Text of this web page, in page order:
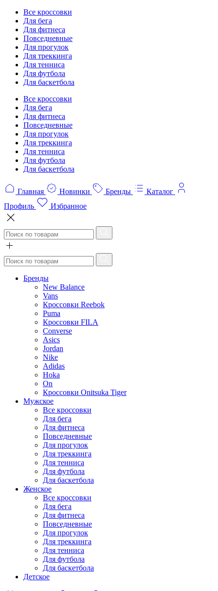
Все кроссовки
Для бега
Для фитнеса
Повседневные
Для прогулок
Для треккинга
Для тенниса
Для футбола
Для баскетбола
Все кроссовки
Для бега
Для фитнеса
Повседневные
Для прогулок
Для треккинга
Для тенниса
Для футбола
Для баскетбола
Главная Новинки Бренды
Каталог
Профиль
Избранное
Бренды
New Balance
Vans
Кроссовки Reebok
Puma
Кроссовки FILA
Converse
Asics
Jordan
Nike
Adidas
Hoka
On
Кроссовки Onitsuka Tiger
Мужское
Все кроссовки
Для бега
Для фитнеса
Повседневные
Для прогулок
Для треккинга
Для тенниса
Для футбола
Для баскетбола
Женское
Все кроссовки
Для бега
Для фитнеса
Повседневные
Для прогулок
Для треккинга
Для тенниса
Для футбола
Для баскетбола
Детское